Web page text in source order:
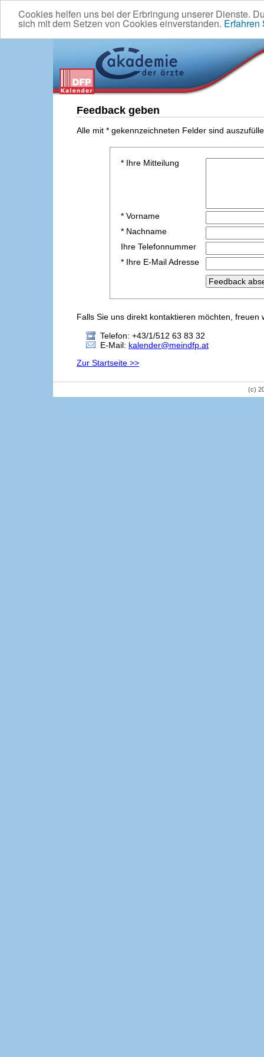
Cookies helfen uns bei der Erbringung unserer Dienste.
sich mit dem Setzen von Cookies einverstanden. Erfahren
Feedback geben
Alle mit * gekennzeichneten Felder sind
* Ihre Mitteilung
* Vorname
* Nachname
Ihre Telefonnummer
* Ihre E-Mail Adresse
Falls Sie uns direkt kontaktieren möchten,
Telefon: +43/1/512 63 83 32
E-Mail: kalender@meindfp.at
Zur Startseite >>
(c)